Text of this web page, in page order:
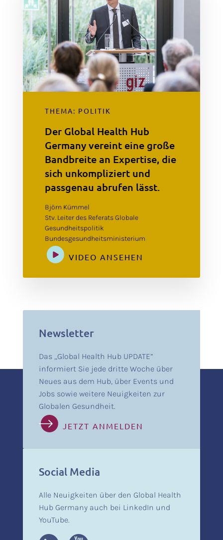
THEMA: POLITIK
Der Global Health Hub
Germany vereint eine große
Bandbreite an Expertise, die
sich unkompliziert und
passgenau abrufen lässt.
Björn Kümmel
Stv. Leiter des Referats Globale
Gesundheitspolitik
Bundesgesundheitsministerium
VIDEO ANSEHEN
Newsletter
Das „Global Health Hub UPDATE”
informiert Sie jede dritte Woche über
Neues aus dem Hub, über Events und
Jobs sowie weitere Neuigkeiten zur
Globalen Gesundheit.
JETZT ANMELDEN
Social Media
Alle Neuigkeiten über den Global Health
Hub Germany auch bei LinkedIn und
YouTube.